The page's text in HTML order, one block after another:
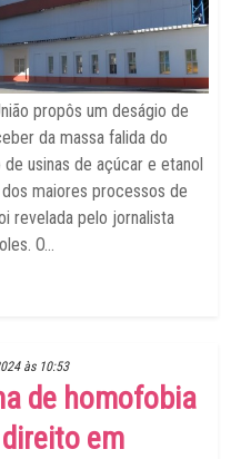
propôs um deságio de
da massa falida do
usinas de açúcar e etanol
maiores processos de
revelada pelo jornalista
O...
às 10:53
de homofobia
em